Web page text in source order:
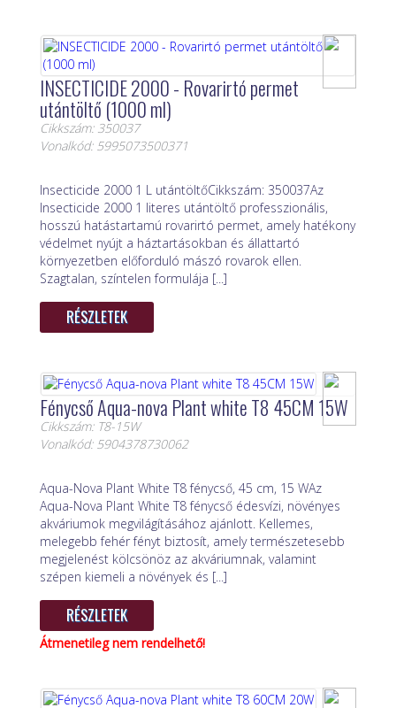
INSECTICIDE 2000 - Rovarirtó permet
utántöltő (1000 ml)
Cikkszám: 350037
Vonalkód: 5995073500371
Insecticide 2000 1 L utántöltőCikkszám: 350037Az
Insecticide 2000 1 literes utántöltő professzionális,
hosszú hatástartamú rovarirtó permet, amely hatékony
védelmet nyújt a háztartásokban és állattartó
környezetben előforduló mászó rovarok ellen.
Szagtalan, színtelen formulája [...]
RÉSZLETEK
Fénycső Aqua-nova Plant white T8 45CM 15W
Cikkszám: T8-15W
Vonalkód: 5904378730062
Aqua-Nova Plant White T8 fénycső, 45 cm, 15 WAz
Aqua-Nova Plant White T8 fénycső édesvízi, növényes
akváriumok megvilágításához ajánlott. Kellemes,
melegebb fehér fényt biztosít, amely természetesebb
megjelenést kölcsönöz az akváriumnak, valamint
szépen kiemeli a növények és [...]
RÉSZLETEK
Átmenetileg nem rendelhető!